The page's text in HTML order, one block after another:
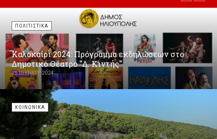
ΠΟΛΙΤΙΣΤΙΚΑ
Καλοκαίρι 2024: Πρόγραμμα εκδηλώσεων στο
Δημοτικό Θέατρο "Δ. Κιντής"
25 ΙΟΥΝΊΟΥ 2024
ΚΟΙΝΩΝΙΚΑ